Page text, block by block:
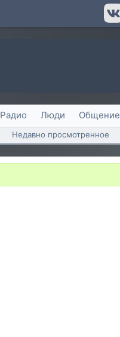
Радио Люди Общение
Недавно просмотренное